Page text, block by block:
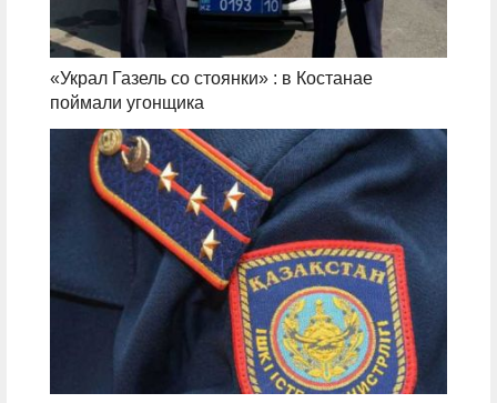
«Украл Газель со стоянки» : в Костанае
поймали угонщика